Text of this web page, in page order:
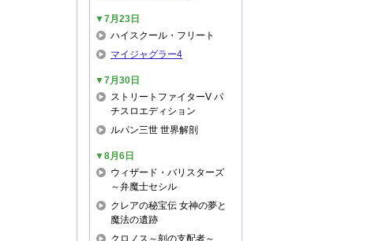
▼7月23日
ハイスクール・フリート
マイジャグラー4
▼7月30日
ストリートファイターV パ
チスロエディション
ルパン三世 世界解剖
▼8月6日
ウィザード・バリスターズ
～弁魔士セシル
クレアの秘宝伝 女神の夢と
魔法の遺跡
クロノス～刻の支配者～